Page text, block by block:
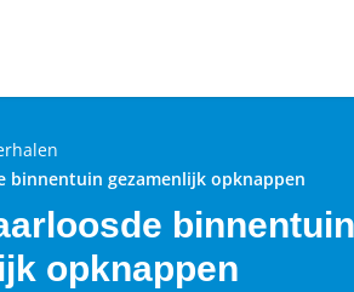
binnentuin gezamenlijk opknappen
binnentuin
opknappen